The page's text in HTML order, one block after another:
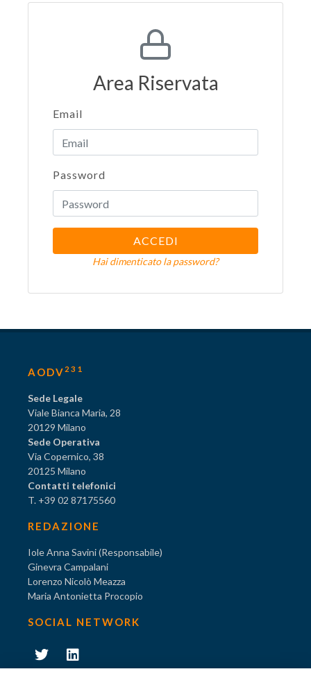
Area Riservata
Email
Password
ACCEDI
Hai dimenticato la password?
AODV 231
Sede Legale
Viale Bianca Maria, 28
20129 Milano
Sede Operativa
Via Copernico, 38
20125 Milano
Contatti telefonici
T. +39 02 87175560
REDAZIONE
Iole Anna Savini (Responsabile)
Ginevra Campalani
Lorenzo Nicolò Meazza
Maria Antonietta Procopio
SOCIAL NETWORK